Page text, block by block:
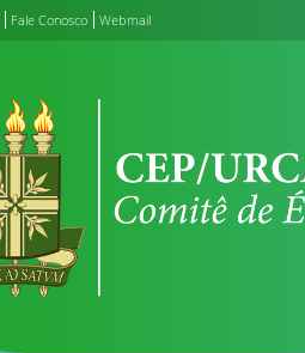
Fale Conosco Webmail